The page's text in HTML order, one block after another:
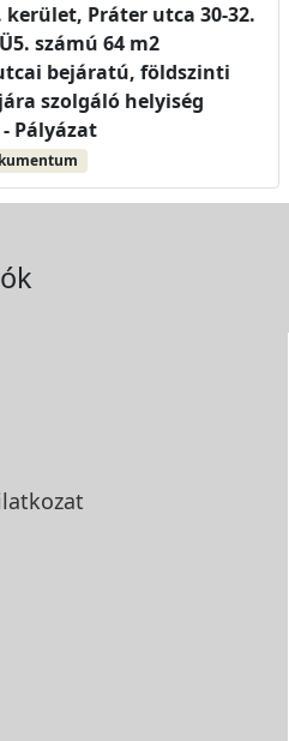
kerület, Práter utca 30-32.
számú 64 m2
bejáratú, földszinti
szolgáló helyiség
Pályázat